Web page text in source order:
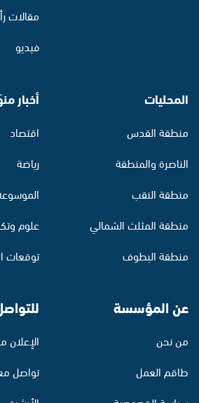
مقالات
فيديو
المحليات
منطقة القدس
الناصرة والمنطقة
منطقة النقب
منطقة المثلث الشمالي
منطقة البطوف
أخبار
اقتصاد
رياضة
علوم
عن المؤسسة
من نحن
طاقم العمل
الإعلان
تواصل